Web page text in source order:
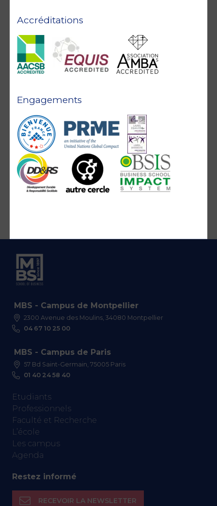
Accréditations
Engagements
MBS - Campus de Montpellier
2300 Avenue des Moulins, 34080 Montpellier
04 67 10 25 00
MBS - Campus de Paris
57 Bd Saint-Germain, 75005 Paris
01 40 24 58 40
Etudiants
Professionnels
Faculté et Recherche
L’école
Les campus
Agenda
Restez informé
RECEVOIR LA NEWSLETTER